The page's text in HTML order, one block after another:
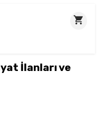
İlanları ve